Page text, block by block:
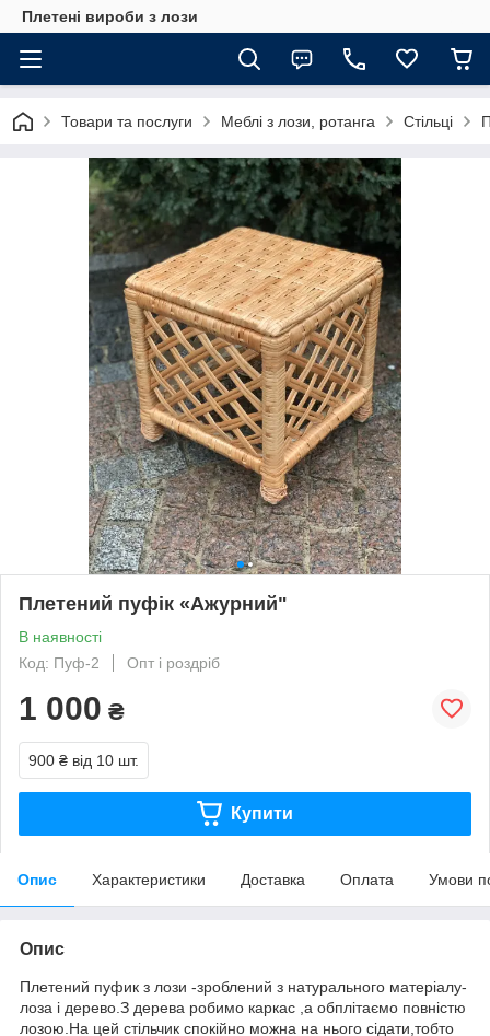
Плетені вироби з лози
Товари та послуги Меблі з лози, ротанга Стільці
Плетений пуфік «Ажурний"
В наявності
Код: Пуф-2
Опт і роздріб
1 000 ₴
900 ₴ від 10 шт.
Купити
Опис Характеристики Доставка Оплата Умови
Опис
Плетений пуфик з лози -зроблений з натурального матеріалу-
лоза і дерево.З дерева робимо каркас ,а обплітаємо повністю
лозою.На цей стільчик спокійно можна на нього сідати,тобто